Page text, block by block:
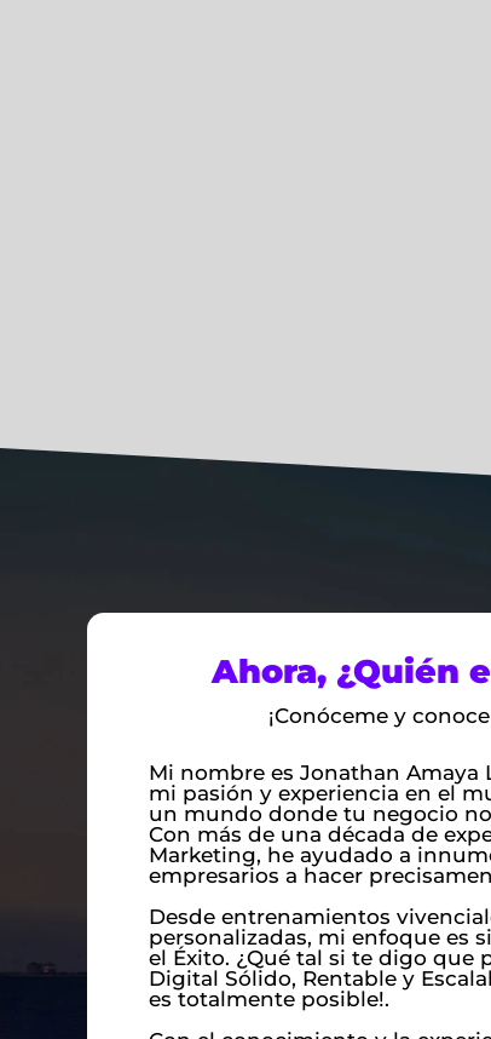
Ahora, ¿Quién
¡Conóceme y
Mi nombre es Jonathan
mi pasión y experiencia en el
un mundo donde tu negocio
Con más de una década de
Marketing, he ayudado a
empresarios a hacer
Desde entrenamientos
personalizadas, mi enfoque es
el Éxito. ¿Qué tal si te digo que
Digital Sólido, Rentable y
es totalmente posible!.